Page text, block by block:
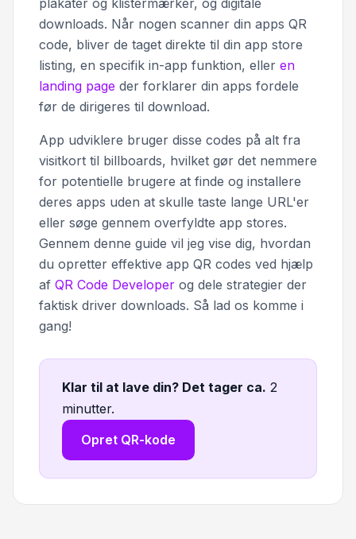
plakater og klistermærker, og digitale
downloads. Når nogen scanner din apps QR
code, bliver de taget direkte til din app store
listing, en specifik in-app funktion, eller en
landing page der forklarer din apps fordele
før de dirigeres til download.
App udviklere bruger disse codes på alt fra
visitkort til billboards, hvilket gør det nemmere
for potentielle brugere at finde og installere
deres apps uden at skulle taste lange URL'er
eller søge gennem overfyldte app stores.
Gennem denne guide vil jeg vise dig, hvordan
du opretter effektive app QR codes ved hjælp
af QR Code Developer og dele strategier der
faktisk driver downloads. Så lad os komme i
gang!
Klar til at lave din? Det tager ca. 2
minutter.
Opret QR-kode